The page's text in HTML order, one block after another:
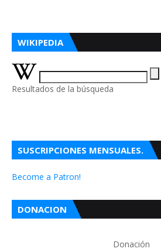
WIKIPEDIA
Resultados de la búsqueda
SUSCRIPCIONES MENSUALES.
Become a Patron!
DONACION
Donación